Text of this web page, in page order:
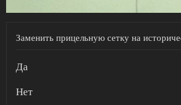
Заменить прицельную сетку на
Да
Нет